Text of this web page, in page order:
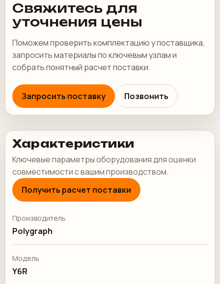
Свяжитесь для
уточнения цены
Поможем проверить комплектацию у поставщика,
запросить материалы по ключевым узлам и
собрать понятный расчет поставки.
Запросить поставку Позвонить
Характеристики
Ключевые параметры оборудования для оценки
совместимости с вашим производством.
Получить расчет поставки
Производитель
Polygraph
Модель
Y6R